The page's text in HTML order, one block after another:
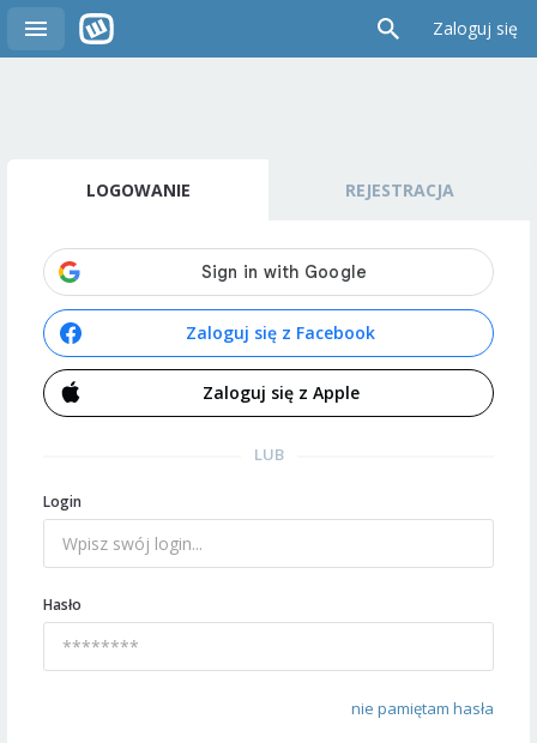
Zaloguj się
LOGOWANIE REJESTRACJA
Zaloguj się z Facebook
Zaloguj się z Apple
LUB
Login
Hasło
nie pamiętam hasła